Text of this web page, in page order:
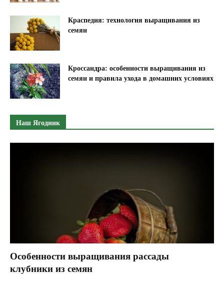
Краспедия: технология выращивания из
семян
Кроссандра: особенности выращивания из
семян и правила ухода в домашних условиях
Наш Ягодник
Особенности выращивания рассады
клубники из семян